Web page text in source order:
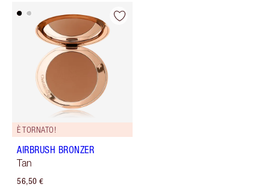
È TORNATO!
AIRBRUSH BRONZER
Tan
56,50 €